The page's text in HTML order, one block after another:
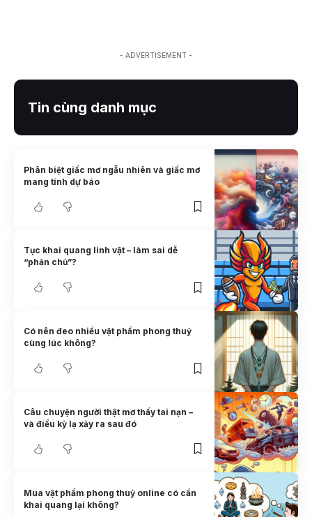
- ADVERTISEMENT -
Tin cùng danh mục
Phân biệt giấc mơ ngẫu nhiên và giấc mơ
mang tính dự báo
Tục khai quang linh vật – làm sai dễ
“phản chủ”?
Có nên đeo nhiều vật phẩm phong thuỷ
cùng lúc không?
Câu chuyện người thật mơ thấy tai nạn –
và điều kỳ lạ xảy ra sau đó
Mua vật phẩm phong thuỷ online có cần
khai quang lại không?